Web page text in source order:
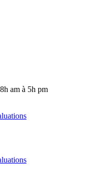
am à 5h pm